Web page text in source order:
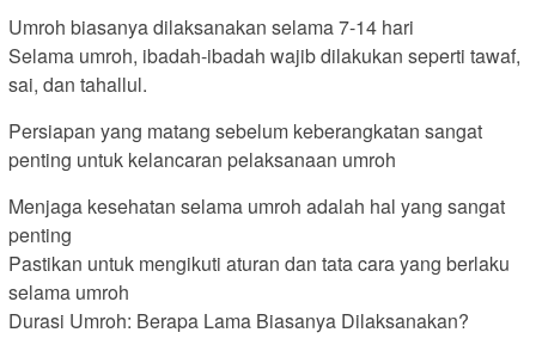
Umroh biasanya dilaksanakan selama 7-14 hari
Selama umroh, ibadah-ibadah wajib dilakukan seperti tawaf,
sai, dan tahallul.
Persiapan yang matang sebelum keberangkatan sangat
penting untuk kelancaran pelaksanaan umroh
Menjaga kesehatan selama umroh adalah hal yang sangat
penting
Pastikan untuk mengikuti aturan dan tata cara yang berlaku
selama umroh
Durasi Umroh: Berapa Lama Biasanya Dilaksanakan?